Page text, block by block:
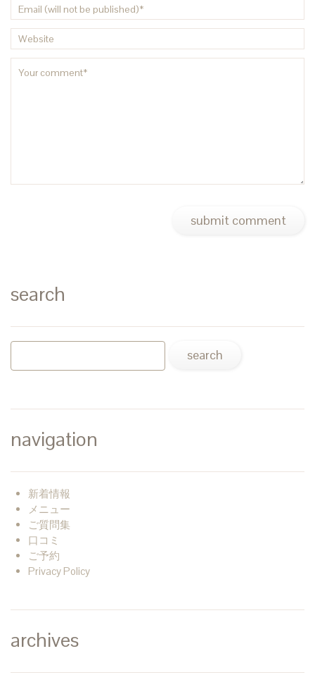
search
navigation
新着情報
メニュー
ご質問集
口コミ
ご予約
Privacy Policy
archives